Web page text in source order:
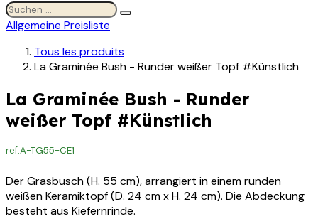
Allgemeine Preisliste
Tous les produits
La Graminée Bush - Runder weißer Topf #Künstlich
La Graminée Bush - Runder
weißer Topf #Künstlich
ref.A-TG55-CE1
Der Grasbusch (H. 55 cm), arrangiert in einem runden
weißen Keramiktopf (D. 24 cm x H. 24 cm). Die Abdeckung
besteht aus Kiefernrinde.